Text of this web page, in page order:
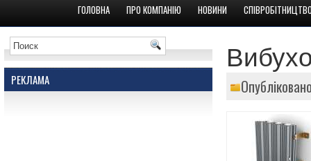
ГОЛОВНА ПРО КОМПАНІЮ НОВИНИ
РЕКЛАМА